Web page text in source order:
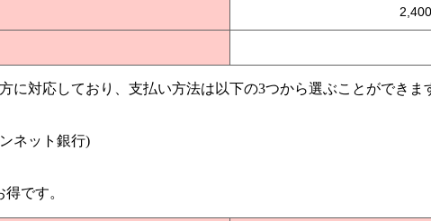
に対応しており、支払い方法は以下の3つから選ぶことができま
ネット銀行)
です。